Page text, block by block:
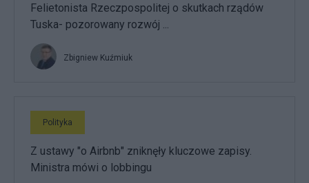
Felietonista Rzeczpospolitej o skutkach rządów
Tuska- pozorowany rozwój ...
Zbigniew Kuźmiuk
Polityka
Z ustawy "o Airbnb" zniknęły kluczowe zapisy.
Ministra mówi o lobbingu